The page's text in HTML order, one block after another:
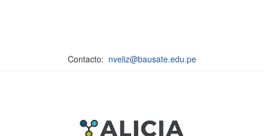
Contacto: nveliz@bausate.edu.pe